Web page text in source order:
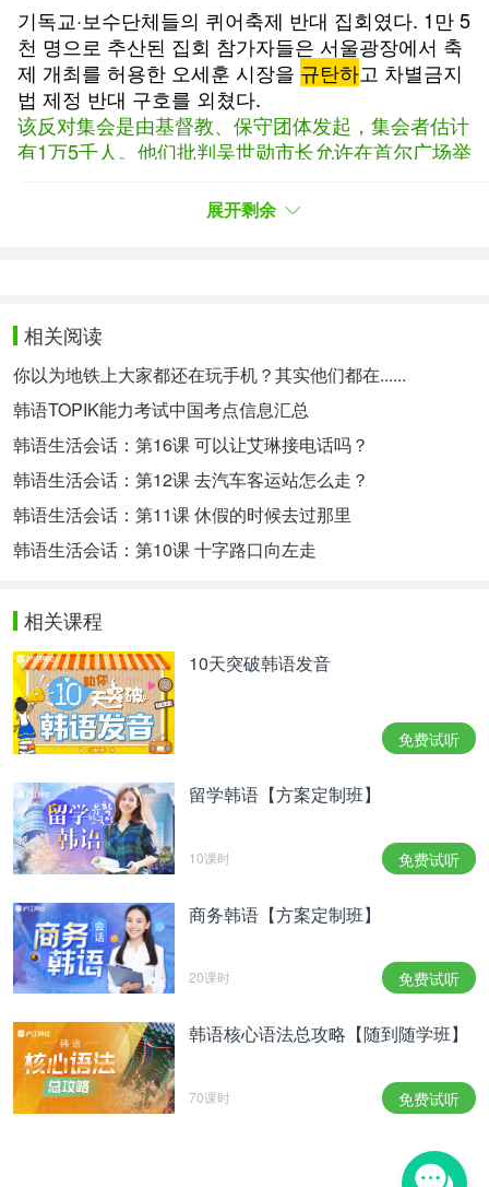
기독교·보수단체들의 퀴어축제 반대 집회였다. 1만 5
천 명으로 추산된 집회 참가자들은 서울광장에서 축
제 개최를 허용한 오세훈 시장을 규탄하고 차별금지
법 제정 반대 구호를 외쳤다.
该反对集会是由基督教、保守团体发起，集会者估计
有1万5千人。他们批判吴世勋市长允许在首尔广场举
参加反对集会的一位牧师表示：“医学上已经证明了
同性性行为是艾滋病的主要传播途径。如果《全面禁
止歧视法》被通过，宗教群体将受到打压。”
今日词汇：
간【依赖名词】间 ，之间 (表示间隔或场所)
가감【名词】增减 ，增删
늘리다【使动词】增加 ，增多
是女同性恋、男同性恋、双性恋、跨性别、酷儿、间
性人、无性恋以及以上未提及的其他非规范性的性取
向和性别认同的人的总称。
규탄하다【他动词】 诘责 ，声讨
句型语法：
-다면
对发生可能性很小的事情的假定、希望、期盼。
1.对不确定事情的假定：不用于一般性的、普遍性的
事情。
복권에 당첨된다면 차를 사겠어요.
회사에서 승진한다면 한턱낼게요.
在公司升职的话就请客。
책을 다 읽는다면 좀 빌려 주세요.
2.希望、期盼：“-다면 좋겠다”比“-면 좋겠다”实现的
展开剩余
相关阅读
你以为地铁上大家都还在玩手机？其实他们都在......
韩语TOPIK能力考试中国考点信息汇总
韩语生活会话：第16课 可以让艾琳接电话吗？
韩语生活会话：第12课 去汽车客运站怎么走？
韩语生活会话：第11课 休假的时候去过那里
韩语生活会话：第10课 十字路口向左走
相关课程
10天突破韩语发音
免费试听
留学韩语【方案定制班】
10课时 免费试听
商务韩语【方案定制班】
20课时 免费试听
韩语核心语法总攻略【随到随学班】
70课时 免费试听